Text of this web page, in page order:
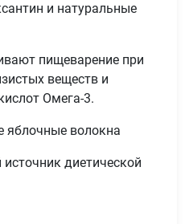
и натуральные
пищеварение при
веществ и
Омега-3.
волокна
диетической